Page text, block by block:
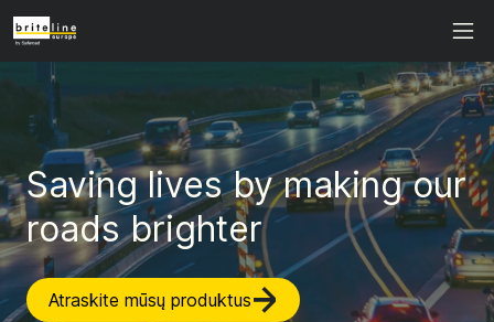
Saving lives by making our
roads brighter
Atraskite mūsų produktus